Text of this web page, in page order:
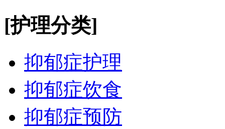
[护理分类]
抑郁症护理
抑郁症饮食
抑郁症预防